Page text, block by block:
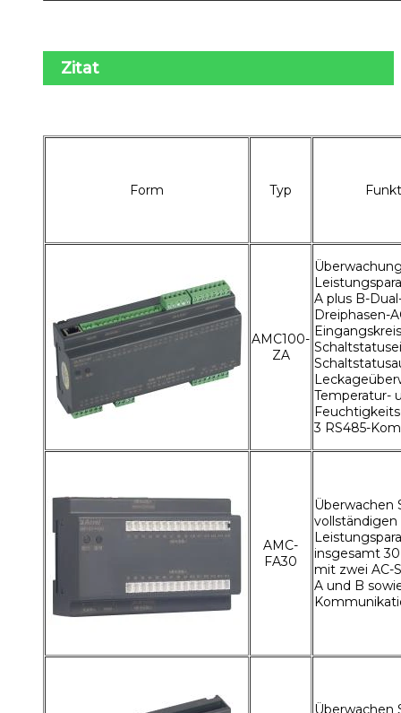
Zitat
Form Typ
AMC100-
ZA
A plus B-
Dreiphasen-
Temperatur-
3 RS485-
AMC-
FA30
Überwachen
vollständigen
insgesamt
mit zwei AC-
A und B
Überwachen